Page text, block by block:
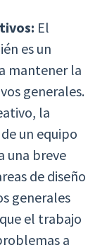
El
es un
mantener la
generales.
la
un equipo
una breve
de diseño
generales
el trabajo
a